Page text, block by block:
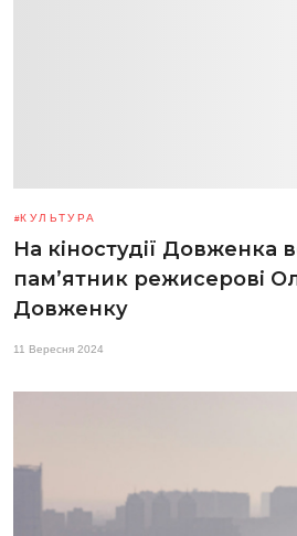
КУЛЬТУРА
На кіностудії Довженка
пам’ятник режисерові
Довженку
11 Вересня 2024